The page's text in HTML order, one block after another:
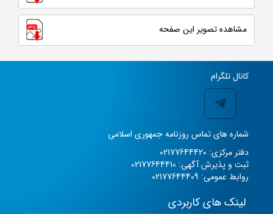
مشاهده تصویر این صفحه
کانال تلگرام
شماره های تماس روزنامه جمهوری اسلامی
دفتر مرکزی: 02177644420
ثبت و پذیرش آگهی: 02177644410
روابط عمومی: 02177644409
لینک های کاربردی